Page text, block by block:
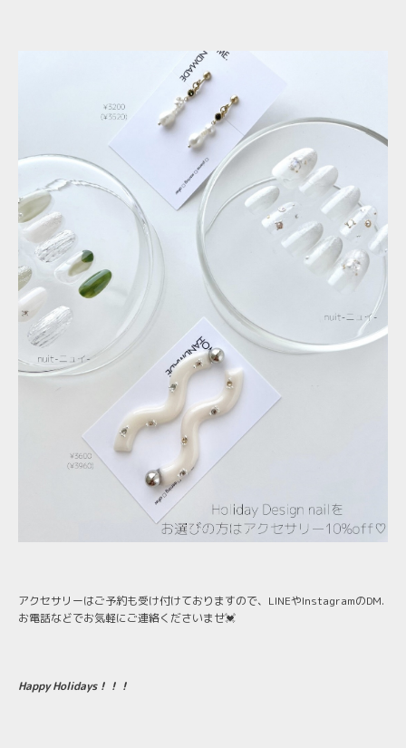
アクセサリーはご予約も受け付けておりますので、LINEやInstagramのDM.
お電話などでお気軽にご連絡くださいませ💓
Happy Holidays！！！